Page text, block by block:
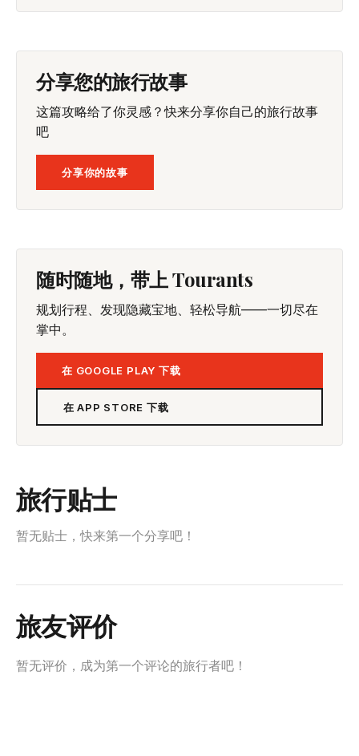
分享您的旅行故事
这篇攻略给了你灵感？快来分享你自己的旅行故事
吧
分享你的故事
随时随地，带上 Tourants
规划行程、发现隐藏宝地、轻松导航——一切尽在
掌中。
在 GOOGLE PLAY 下载
在 APP STORE 下载
旅行贴士
暂无贴士，快来第一个分享吧！
旅友评价
暂无评价，成为第一个评论的旅行者吧！